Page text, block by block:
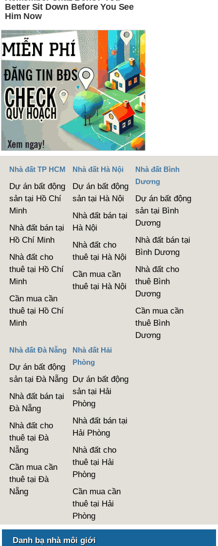
Nhà đất TP HCM
Dự án bất động
sản tại Hồ Chí
Minh
Nhà đất bán tại
Hồ Chí Minh
Nhà đất cho
thuê tại Hồ Chí
Minh
Cần mua cần
thuê tại Hồ Chí
Minh
Nhà đất Hà Nội
Dự án bất động
sản tại Hà Nội
Nhà đất bán tại
Hà Nội
Nhà đất cho
thuê tại Hà Nội
Cần mua cần
thuê tại Hà Nội
Nhà đất Bình
Dương
Dự án bất động
sản tại Bình
Dương
Nhà đất bán tại
Bình Dương
Nhà đất cho
thuê Bình
Dương
Cần mua cần
thuê Bình
Dương
Nhà đất Đà Nẵng
Dự án bất động
sản tại Đà Nẵng
Nhà đất bán tại
Đà Nẵng
Nhà đất cho
thuê tại Đà
Nẵng
Cần mua cần
thuê tại Đà
Nẵng
Nhà đất Hải
Phòng
Dự án bất động
sản tại Hải
Phòng
Nhà đất bán tại
Hải Phòng
Nhà đất cho
thuê tại Hải
Phòng
Cần mua cần
thuê tại Hải
Phòng
Danh bạ nhà môi giới